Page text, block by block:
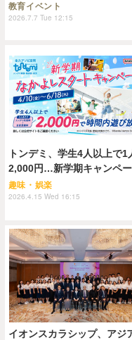
教育イベント
2026.7.7 Tue 12:15
トンデミ、学生4人以上で1
2,000円…新学期キャンペ
趣味・娯楽
2026.4.15 Wed 16:15
イオンスカラシップ、アジ